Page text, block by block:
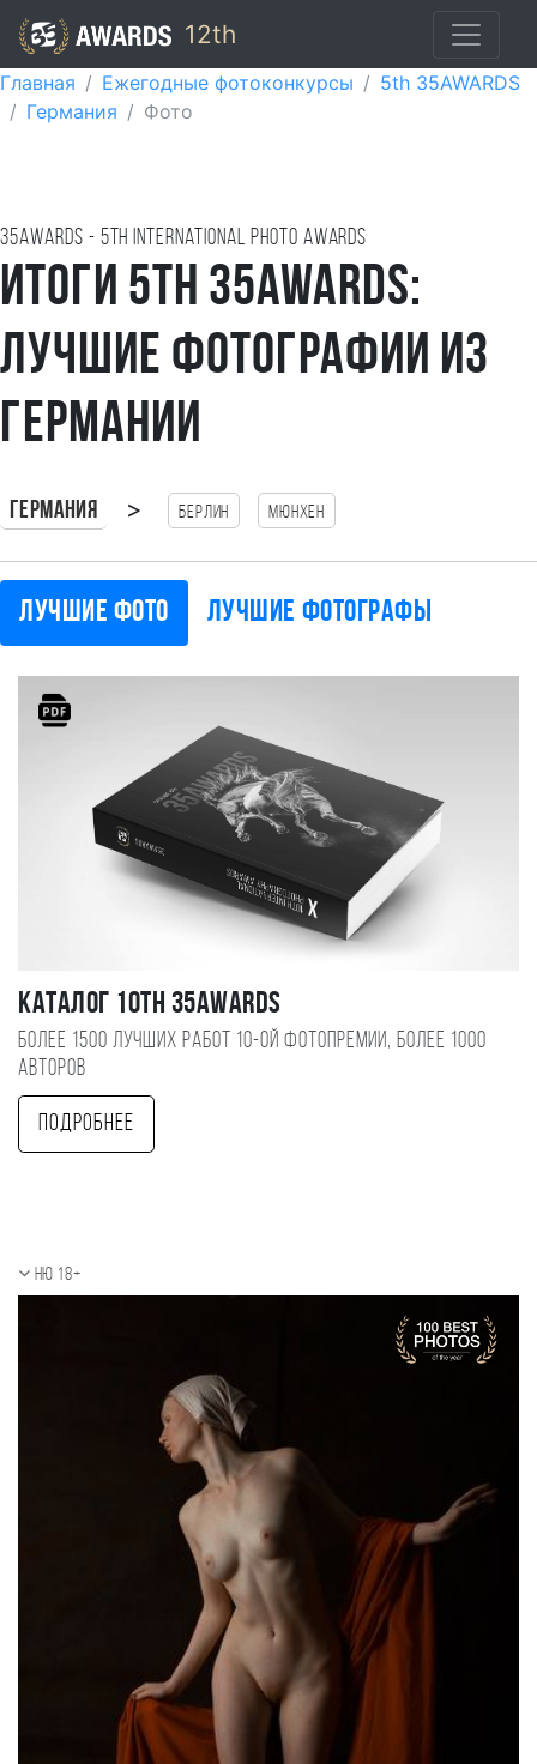
12th
Главная Ежегодные фотоконкурсы
5th 35AWARDS
Германия
Фото
35AWARDS - 5TH international photo awards
Итоги 5th 35AWARDS:
лучшие фотографии из
Германии
Германия > Берлин Мюнхен
Лучшие фото Лучшие фотографы
Каталог 10TH 35AWARDS
Более 1500 лучших работ 10-ой фотопремии, более 1000
авторов
Подробнее
Ню 18+